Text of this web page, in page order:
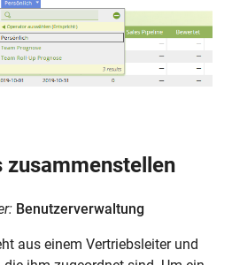
Benutzerverwaltung
aus einem Vertriebsleiter und